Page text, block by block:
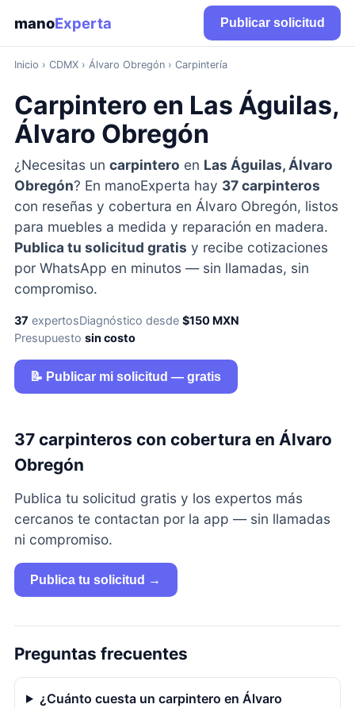
manoExperta Publicar solicitud
Inicio › CDMX› Álvaro Obregón › Carpintería
Carpintero en Las Águilas,
Álvaro Obregón
¿Necesitas un carpintero en Las Águilas, Álvaro
Obregón? En manoExperta hay 37 carpinteros
con reseñas y cobertura en Álvaro Obregón, listos
para muebles a medida y reparación en madera.
Publica tu solicitud gratis y recibe cotizaciones
por WhatsApp en minutos — sin llamadas, sin
compromiso.
37 expertosDiagnóstico desde $150 MXN
Presupuesto sin costo
📝 Publicar mi solicitud — gratis
37 carpinteros con cobertura en Álvaro
Obregón
Publica tu solicitud gratis y los expertos más
cercanos te contactan por la app — sin llamadas
ni compromiso.
Publica tu solicitud →
Preguntas frecuentes
¿Cuánto cuesta un carpintero en Álvaro